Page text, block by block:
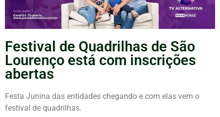
Festival de Quadrilhas de São
Lourenço está com inscrições
abertas
Festa Junina das entidades chegando e com elas vem o
festival de quadrilhas.